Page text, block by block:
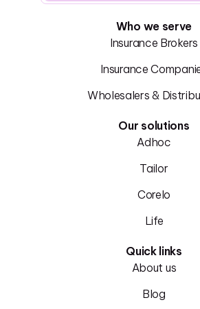
Who we serve
Insurance Brokers
Insurance
Wholesalers &
Our solutions
Adhoc
Tailor
Corelo
Life
Quick links
About us
Blog